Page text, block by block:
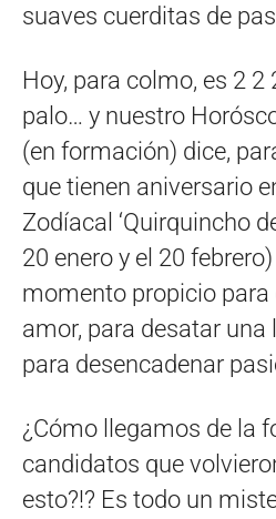
suaves cuerditas de
Hoy, para colmo, es 2 2
palo… y nuestro
(en formación) dice,
que tienen aniversario
Zodíacal ‘Quirquincho
20 enero y el 20
momento propicio para
amor, para desatar
para desencadenar
¿Cómo llegamos de la
candidatos que
esto?!? Es todo un